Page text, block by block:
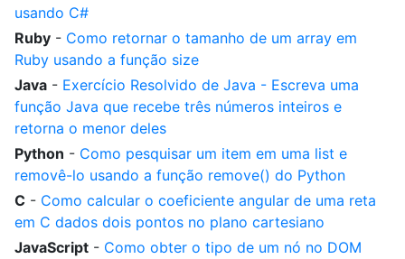
usando C#
Ruby - Como retornar o tamanho de um array em
Ruby usando a função size
Java - Exercício Resolvido de Java - Escreva uma
função Java que recebe três números inteiros e
retorna o menor deles
Python - Como pesquisar um item em uma list e
removê-lo usando a função remove() do Python
C - Como calcular o coeficiente angular de uma reta
em C dados dois pontos no plano cartesiano
JavaScript - Como obter o tipo de um nó no DOM